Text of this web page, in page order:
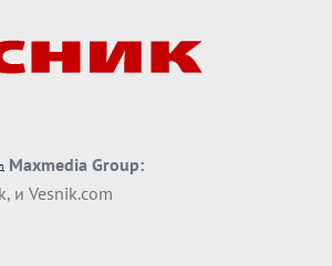
Вечер тема
Вечер тема
ДЛАБОКО УДОЛУ: Сметководствените
Maxmedia Group:
, и Vesnik.com